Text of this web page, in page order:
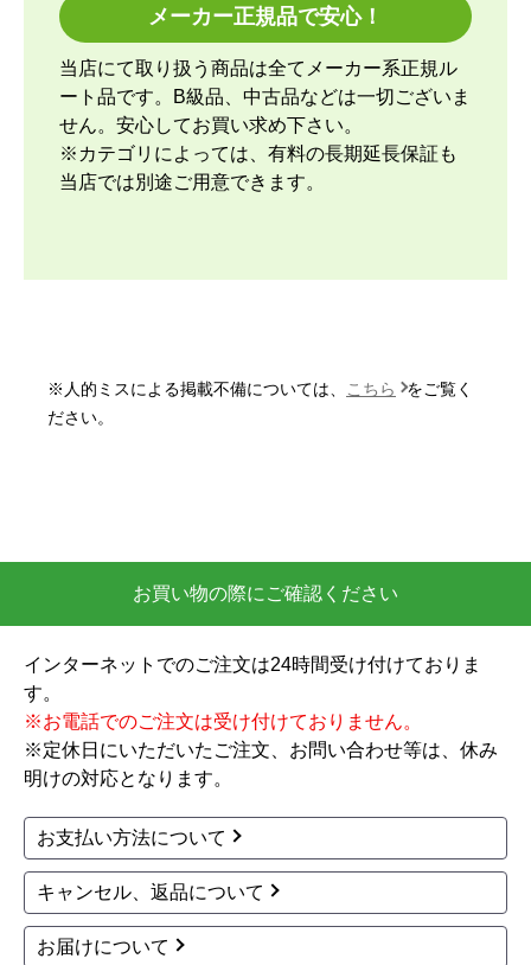
スタッフさんから連絡して頂きました。取付け開始
前にも丁寧な説明があり、取付けている最中も細か
い箇所まで確認をしながら進めてくれて、古いエア
コンの取外しと回収に関しても資料を見せながら説
明して貰ったので納得できました。良いスタッフさ
んに来て貰ったと思っています。エアコンなのでし
ばらく取り換える事はないですが、次にエアコンを
ショップからの連絡や対応は適切でしたか？
はい
またこのショップを利用したいですか？
【注文商品】給湯器 【注文時期】2026
年03月頃
【このショップを選んだ理由は？】
メーカー正規品で安心！
当店にて取り扱う商品は全てメーカー系正規ル
ート品です。B級品、中古品などは一切ございま
せん。安心してお買い求め下さい。
※カテゴリによっては、有料の長期延長保証も
当店では別途ご用意できます。
※人的ミスによる掲載不備については、 こちら
をご覧く
ださい。
お買い物の際にご確認ください
インターネットでのご注文は24時間受け付けておりま
す。
※お電話でのご注文は受け付けておりません。
※定休日にいただいたご注文、お問い合わせ等は、休み
明けの対応となります。
お支払い方法について
キャンセル、返品について
お届けについて